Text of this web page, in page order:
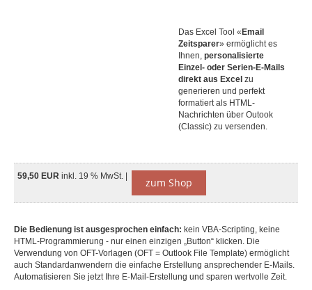
Das Excel Tool « Email
Zeitsparer» ermöglicht es
Ihnen, personalisierte
Einzel- oder Serien-E-Mails
direkt aus Excel zu
generieren und perfekt
formatiert als HTML-
Nachrichten über Outook
(Classic) zu versenden.
59,50 EUR inkl. 19 % MwSt. | zum Shop
Die Bedienung ist ausgesprochen einfach: kein VBA-Scripting, keine
HTML-Programmierung - nur einen einzigen „Button“ klicken. Die
Verwendung von OFT-Vorlagen (OFT = Outlook File Template) ermöglicht
auch Standardanwendern die einfache Erstellung ansprechender E-Mails.
Automatisieren Sie jetzt Ihre E-Mail-Erstellung und sparen wertvolle Zeit.